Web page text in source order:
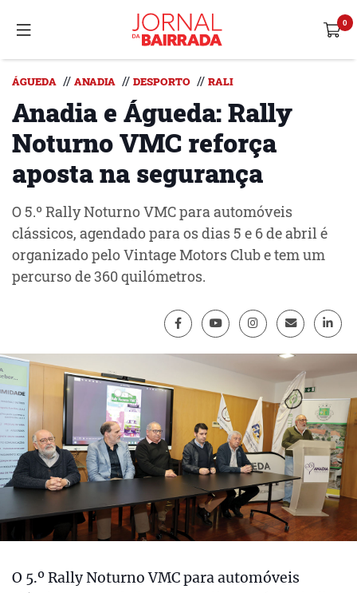
ÁGUEDA // ANADIA // DESPORTO // RALI
Anadia e Águeda: Rally
Noturno VMC reforça
aposta na segurança
O 5.º Rally Noturno VMC para automóveis
clássicos, agendado para os dias 5 e 6 de abril é
organizado pelo Vintage Motors Club e tem um
percurso de 360 quilómetros.
O 5.º Rally Noturno VMC para automóveis